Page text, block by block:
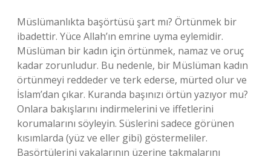
Müslümanlıkta başörtüsü şart mı? Örtünmek bir
ibadettir. Yüce Allah’ın emrine uyma eylemidir.
Müslüman bir kadın için örtünmek, namaz ve oruç
kadar zorunludur. Bu nedenle, bir Müslüman kadın
örtünmeyi reddeder ve terk ederse, mürted olur ve
İslam’dan çıkar. Kuranda başınızı örtün yazıyor mu?
Onlara bakışlarını indirmelerini ve iffetlerini
korumalarını söyleyin. Süslerini sadece görünen
kısımlarda (yüz ve eller gibi) göstermeliler.
Başörtülerini yakalarının üzerine takmalarını